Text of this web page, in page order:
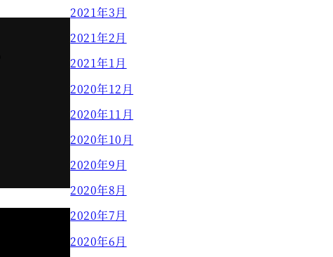
2021年3月
2021年2月
2021年1月
2020年12月
2020年11月
2020年10月
2020年9月
2020年8月
2020年7月
2020年6月